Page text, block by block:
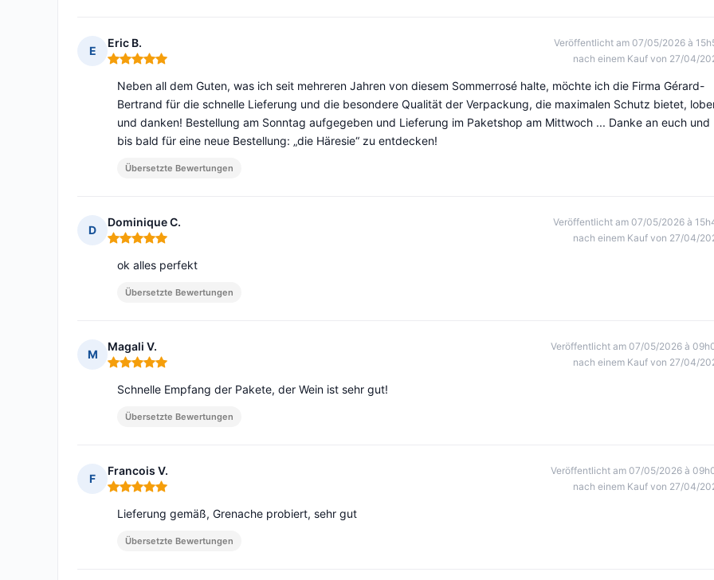
E
Eric B.
Hinweis: 5 von 5
Veröffentlicht am 07/05/2026 à
nach einem Kauf von 27/04/
Neben all dem Guten, was ich seit mehreren Jahren von diesem Sommerrosé halte, möchte ich die Firma Gérard-
Bertrand für die schnelle Lieferung und die besondere Qualität der Verpackung, die maximalen Schutz bietet,
und danken! Bestellung am Sonntag aufgegeben und Lieferung im Paketshop am Mittwoch ... Danke an euch und
bis bald für eine neue Bestellung: „die Häresie“ zu entdecken!
Übersetzte Bewertungen
D
Dominique C.
Hinweis: 5 von 5
Veröffentlicht am 07/05/2026 à
nach einem Kauf von 27/04/
ok alles perfekt
Übersetzte Bewertungen
M
Magali V.
Hinweis: 5 von 5
Veröffentlicht am 07/05/2026 à
nach einem Kauf von 27/04/
Schnelle Empfang der Pakete, der Wein ist sehr gut!
Übersetzte Bewertungen
F
Francois V.
Hinweis: 5 von 5
Veröffentlicht am 07/05/2026 à
nach einem Kauf von 27/04/
Lieferung gemäß, Grenache probiert, sehr gut
Übersetzte Bewertungen